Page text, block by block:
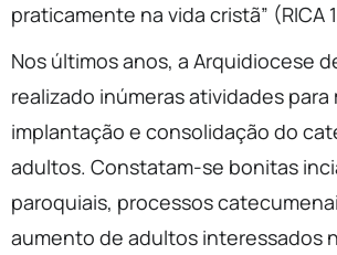
praticamente na vida cristã” (RICA
Nos últimos anos, a Arquidiocese
realizado inúmeras atividades para
implantação e consolidação do
adultos. Constatam-se bonitas
paroquiais, processos
aumento de adultos interessados